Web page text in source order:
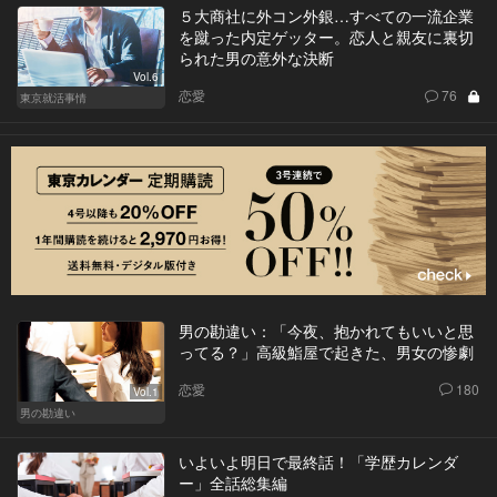
Vol.6
東京就活事情
５大商社に外コン外銀…すべての一流企業
を蹴った内定ゲッター。恋人と親友に裏切
られた男の意外な決断
恋愛 76
Vol.1
男の勘違い
男の勘違い：「今夜、抱かれてもいいと思
ってる？」高級鮨屋で起きた、男女の惨劇
恋愛 180
いよいよ明日で最終話！「学歴カレンダ
ー」全話総集編